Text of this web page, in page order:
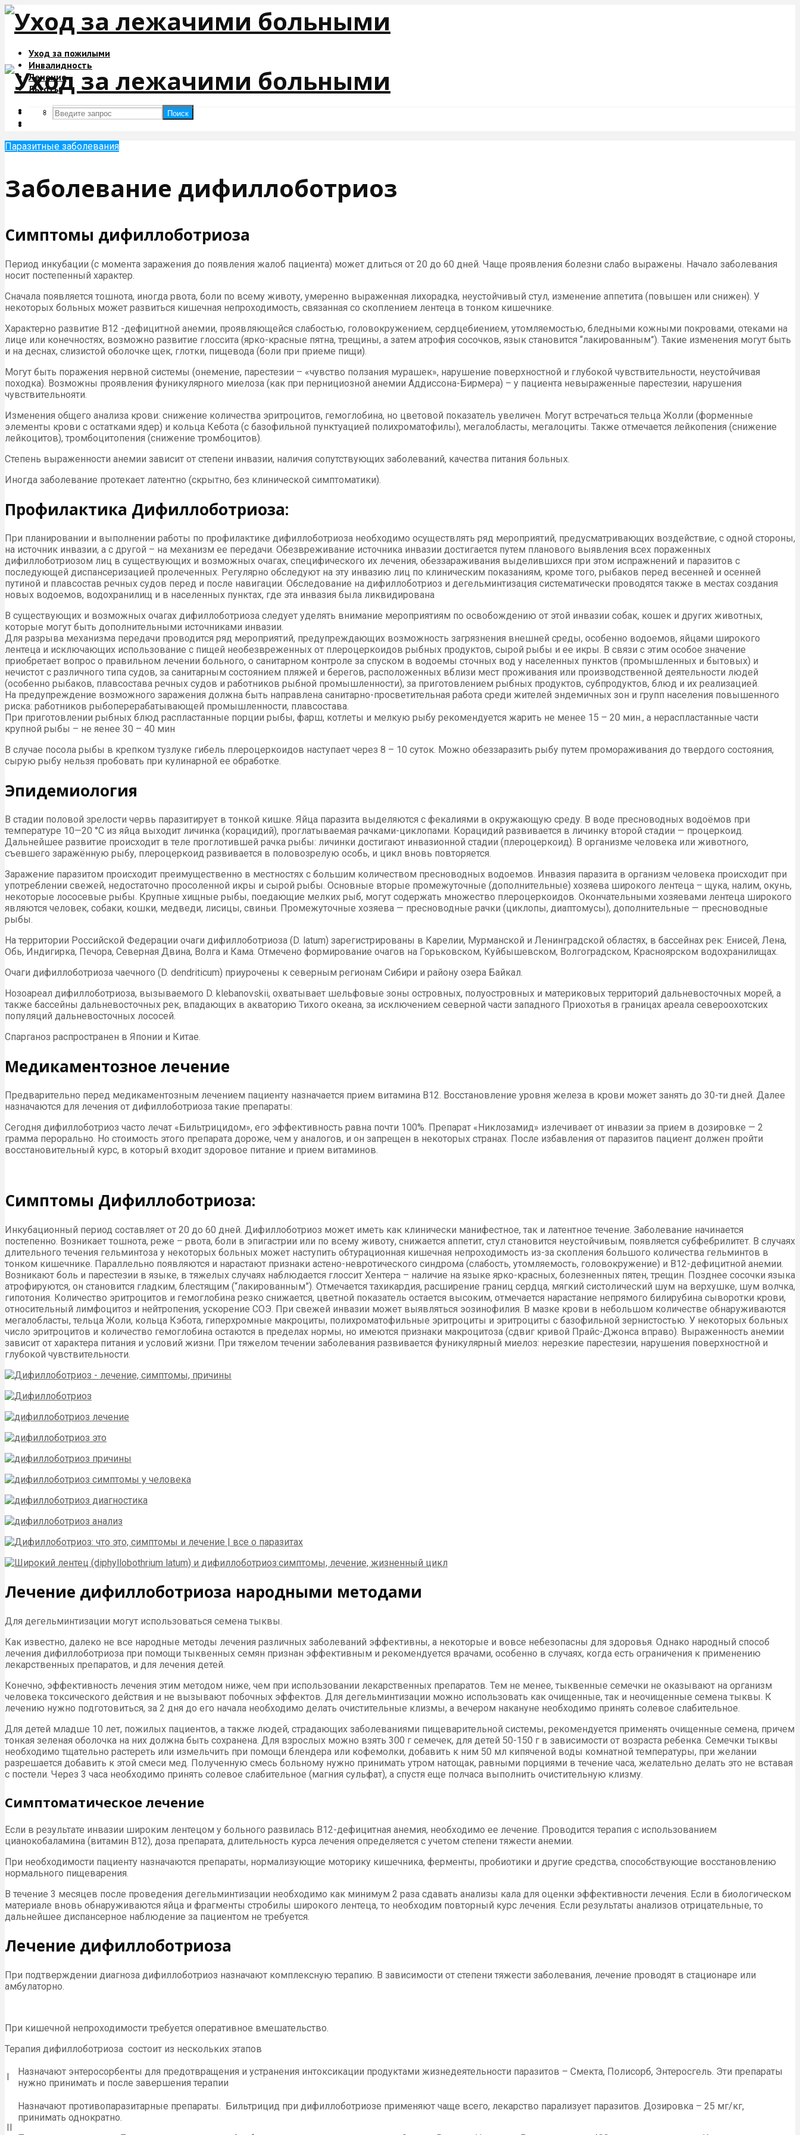
Уход за пожилыми
Инвалидность
Лечение
Льготы
Поиск
Поиск
Паразитные заболевания
Заболевание дифиллоботриоз
Симптомы дифиллоботриоза
Период инкубации (с момента заражения до появления жалоб пациента) может длиться от 20 до 60 дней. Чаще проявления болезни слабо выражены. Начало заболевания
носит постепенный характер.
Сначала появляется тошнота, иногда рвота, боли по всему животу, умеренно выраженная лихорадка, неустойчивый стул, изменение аппетита (повышен или снижен). У
некоторых больных может развиться кишечная непроходимость, связанная со скоплением лентеца в тонком кишечнике.
Характерно развитие В12 -дефицитной анемии, проявляющейся слабостью, головокружением, сердцебиением, утомляемостью, бледными кожными покровами, отеками на
лице или конечностях, возможно развитие глоссита (ярко-красные пятна, трещины, а затем атрофия сосочков, язык становится “лакированным”). Такие изменения могут быть
и на деснах, слизистой оболочке щек, глотки, пищевода (боли при приеме пищи).
Могут быть поражения нервной системы (онемение, парестезии – «чувство ползания мурашек», нарушение поверхностной и глубокой чувствительности, неустойчивая
походка). Возможны проявления фуникулярного миелоза (как при пернициозной анемии Аддиссона-Бирмера) – у пациента невыраженные парестезии, нарушения
чувствительнояти.
Изменения общего анализа крови: снижение количества эритроцитов, гемоглобина, но цветовой показатель увеличен. Могут встречаться тельца Жолли (форменные
элементы крови с остатками ядер) и кольца Кебота (с базофильной пунктуацией полихроматофилы), мегалобласты, мегалоциты. Также отмечается лейкопения (снижение
лейкоцитов), тромбоцитопения (снижение тромбоцитов).
Степень выраженности анемии зависит от степени инвазии, наличия сопутствующих заболеваний, качества питания больных.
Иногда заболевание протекает латентно (скрытно, без клинической симптоматики).
Профилактика Дифиллоботриоза:
При планировании и выполнении работы по профилактике дифиллоботриоза необходимо осуществлять ряд мероприятий, предусматривающих воздействие, с одной стороны,
на источник инвазии, а с другой – на механизм ее передачи. Обезвреживание источника инвазии достигается путем планового выявления всех пораженных
дифиллоботриозом лиц в существующих и возможных очагах, специфического их лечения, обеззараживания выделившихся при этом испражнений и паразитов с
последующей диспансеризацией пролеченных. Регулярно обследуют на эту инвазию лиц по клиническим показаниям, кроме того, рыбаков перед весенней и осенней
путиной и плавсостав речных судов перед и после навигации. Обследование на дифиллоботриоз и дегельминтизация систематически проводятся также в местах создания
новых водоемов, водохранилищ и в населенных пунктах, где эта инвазия была ликвидирована
В существующих и возможных очагах дифиллоботриоза следует уделять внимание мероприятиям по освобождению от этой инвазии собак, кошек и других животных,
которые могут быть дополнительными источниками инвазии.
Для разрыва механизма передачи проводится ряд мероприятий, предупреждающих возможность загрязнения внешней среды, особенно водоемов, яйцами широкого
лентеца и исключающих использование с пищей необезвреженных от плероцеркоидов рыбных продуктов, сырой рыбы и ее икры. В связи с этим особое значение
приобретает вопрос о правильном лечении больного, о санитарном контроле за спуском в водоемы сточных вод у населенных пунктов (промышленных и бытовых) и
нечистот с различного типа судов, за санитарным состоянием пляжей и берегов, расположенных вблизи мест проживания или производственной деятельности людей
(особенно рыбаков, плавсостава речных судов и работников рыбной промышленности), за приготовлением рыбных продуктов, субпродуктов, блюд и их реализацией.
На предупреждение возможного заражения должна быть направлена санитарно-просветительная работа среди жителей эндемичных зон и групп населения повышенного
риска: работников рыбоперерабатывающей промышленности, плавсостава.
При приготовлении рыбных блюд распластанные порции рыбы, фарш, котлеты и мелкую рыбу рекомендуется жарить не менее 15 – 20 мин., а нераспластанные части
крупной рыбы – не яенее 30 – 40 мин
В случае посола рыбы в крепком тузлуке гибель плероцеркоидов наступает через 8 – 10 суток. Можно обеззаразить рыбу путем промораживания до твердого состояния,
сырую рыбу нельзя пробовать при кулинарной ее обработке.
Эпидемиология
В стадии половой зрелости червь паразитирует в тонкой кишке. Яйца паразита выделяются с фекалиями в окружающую среду. В воде пресноводных водоёмов при
температуре 10—20 °С из яйца выходит личинка (корацидий), проглатываемая рачками-циклопами. Корацидий развивается в личинку второй стадии — процеркоид.
Дальнейшее развитие происходит в теле проглотившей рачка рыбы: личинки достигают инвазионной стадии (плероцеркоид). В организме человека или животного,
съевшего заражённую рыбу, плероцеркоид развивается в половозрелую особь, и цикл вновь повторяется.
Заражение паразитом происходит преимущественно в местностях с большим количеством пресноводных водоемов. Инвазия паразита в организм человека происходит при
употреблении свежей, недостаточно просоленной икры и сырой рыбы. Основные вторые промежуточные (дополнительные) хозяева широкого лентеца – щука, налим, окунь,
некоторые лососевые рыбы. Крупные хищные рыбы, поедающие мелких рыб, могут содержать множество плероцеркоидов. Окончательными хозяевами лентеца широкого
являются человек, собаки, кошки, медведи, лисицы, свиньи. Промежуточные хозяева — пресноводные рачки (циклопы, диаптомусы), дополнительные — пресноводные
рыбы.
На территории Российской Федерации очаги дифиллоботриоза (D. latum) зарегистрированы в Карелии, Мурманской и Ленинградской областях, в бассейнах рек: Енисей, Лена,
Обь, Индигирка, Печора, Северная Двина, Волга и Кама. Отмечено формирование очагов на Горьковском, Куйбышевском, Волгоградском, Красноярском водохранилищах.
Очаги дифиллоботриоза чаечного (D. dendriticum) приурочены к северным регионам Сибири и району озера Байкал.
Нозоареал дифиллоботриоза, вызываемого D. klebanovskii, охватывает шельфовые зоны островных, полуостровных и материковых территорий дальневосточных морей, а
также бассейны дальневосточных рек, впадающих в акваторию Тихого океана, за исключением северной части западного Приохотья в границах ареала североохотских
популяций дальневосточных лососей.
Спарганоз распространен в Японии и Китае.
Медикаментозное лечение
Предварительно перед медикаментозным лечением пациенту назначается прием витамина В12. Восстановление уровня железа в крови может занять до 30-ти дней. Далее
назначаются для лечения от дифиллоботриоза такие препараты:
Сегодня дифиллоботриоз часто лечат «Бильтрицидом», его эффективность равна почти 100%. Препарат «Никлозамид» излечивает от инвазии за прием в дозировке — 2
грамма перорально. Но стоимость этого препарата дороже, чем у аналогов, и он запрещен в некоторых странах. После избавления от паразитов пациент должен пройти
восстановительный курс, в который входит здоровое питание и прием витаминов.
Симптомы Дифиллоботриоза:
Инкубационный период составляет от 20 до 60 дней. Дифиллоботриоз может иметь как клинически манифестное, так и латентное течение. Заболевание начинается
постепенно. Возникает тошнота, реже – рвота, боли в эпигастрии или по всему животу, снижается аппетит, стул становится неустойчивым, появляется субфебрилитет. В случаях
длительного течения гельминтоза у некоторых больных может наступить обтурационная кишечная непроходимость из-за скопления большого количества гельминтов в
тонком кишечнике. Параллельно появляются и нарастают признаки астено-невротического синдрома (слабость, утомляемость, головокружение) и В12-дефицитной анемии.
Возникают боль и парестезии в языке, в тяжелых случаях наблюдается глоссит Хентера – наличие на языке ярко-красных, болезненных пятен, трещин. Позднее сосочки языка
атрофируются, он становится гладким, блестящим (“лакированным”). Отмечается тахикардия, расширение границ сердца, мягкий систолический шум на верхушке, шум волчка,
гипотония. Количество эритроцитов и гемоглобина резко снижается, цветной показатель остается высоким, отмечается нарастание непрямого билирубина сыворотки крови,
относительный лимфоцитоз и нейтропения, ускорение СОЭ. При свежей инвазии может выявляться эозинофилия. В мазке крови в небольшом количестве обнаруживаются
мегалобласты, тельца Жоли, кольца Кэбота, гиперхромные макроциты, полихроматофильные эритроциты и эритроциты с базофильной зернистостью. У некоторых больных
число эритроцитов и количество гемоглобина остаются в пределах нормы, но имеются признаки макроцитоза (сдвиг кривой Прайс-Джонса вправо). Выраженность анемии
зависит от характера питания и условий жизни. При тяжелом течении заболевания развивается фуникулярный миелоз: нерезкие парестезии, нарушения поверхностной и
глубокой чувствительности.
Лечение дифиллоботриоза народными методами
Для дегельминтизации могут использоваться семена тыквы.
Как известно, далеко не все народные методы лечения различных заболеваний эффективны, а некоторые и вовсе небезопасны для здоровья. Однако народный способ
лечения дифиллоботриоза при помощи тыквенных семян признан эффективным и рекомендуется врачами, особенно в случаях, когда есть ограничения к применению
лекарственных препаратов, и для лечения детей.
Конечно, эффективность лечения этим методом ниже, чем при использовании лекарственных препаратов. Тем не менее, тыквенные семечки не оказывают на организм
человека токсического действия и не вызывают побочных эффектов. Для дегельминтизации можно использовать как очищенные, так и неочищенные семена тыквы. К
лечению нужно подготовиться, за 2 дня до его начала необходимо делать очистительные клизмы, а вечером накануне необходимо принять солевое слабительное.
Для детей младше 10 лет, пожилых пациентов, а также людей, страдающих заболеваниями пищеварительной системы, рекомендуется применять очищенные семена, причем
тонкая зеленая оболочка на них должна быть сохранена. Для взрослых можно взять 300 г семечек, для детей 50-150 г в зависимости от возраста ребенка. Семечки тыквы
необходимо тщательно растереть или измельчить при помощи блендера или кофемолки, добавить к ним 50 мл кипяченой воды комнатной температуры, при желании
разрешается добавить к этой смеси мед. Полученную смесь больному нужно принимать утром натощак, равными порциями в течение часа, желательно делать это не вставая
с постели. Через 3 часа необходимо принять солевое слабительное (магния сульфат), а спустя еще полчаса выполнить очистительную клизму.
Симптоматическое лечение
Если в результате инвазии широким лентецом у больного развилась В12-дефицитная анемия, необходимо ее лечение. Проводится терапия с использованием
цианокобаламина (витамин В12), доза препарата, длительность курса лечения определяется с учетом степени тяжести анемии.
При необходимости пациенту назначаются препараты, нормализующие моторику кишечника, ферменты, пробиотики и другие средства, способствующие восстановлению
нормального пищеварения.
В течение 3 месяцев после проведения дегельминтизации необходимо как минимум 2 раза сдавать анализы кала для оценки эффективности лечения. Если в биологическом
материале вновь обнаруживаются яйца и фрагменты стробилы широкого лентеца, то необходим повторный курс лечения. Если результаты анализов отрицательные, то
дальнейшее диспансерное наблюдение за пациентом не требуется.
Лечение дифиллоботриоза
При подтверждении диагноза дифиллоботриоз назначают комплексную терапию. В зависимости от степени тяжести заболевания, лечение проводят в стационаре или
амбулаторно.
При кишечной непроходимости требуется оперативное вмешательство.
Терапия дифиллоботриоза состоит из нескольких этапов
I
Назначают энтеросорбенты для предотвращения и устранения интоксикации продуктами жизнедеятельности паразитов – Смекта, Полисорб, Энтеросгель. Эти препараты
нужно принимать и после завершения терапии
II
Назначают противопаразитарные препараты. Бильтрицид при дифиллоботриозе применяют чаще всего, лекарство парализует паразитов. Дозировка – 25 мг/кг,
принимать однократно.